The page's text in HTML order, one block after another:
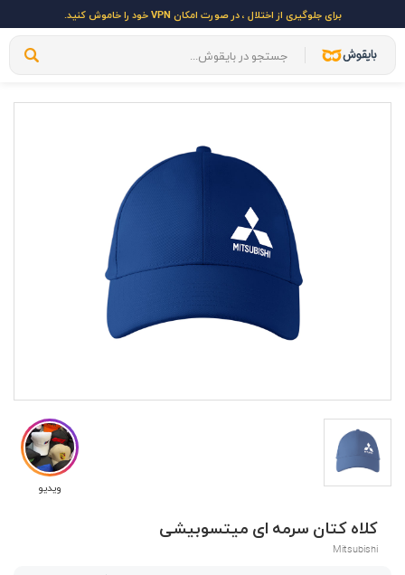
برای جلوگیری از اختلال ، در صورت امکان VPN خود را خاموش کنید.
ویدیو
کلاه کتان سرمه ای میتسوبیشی
Mitsubishi